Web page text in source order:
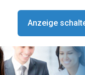
Anzeige